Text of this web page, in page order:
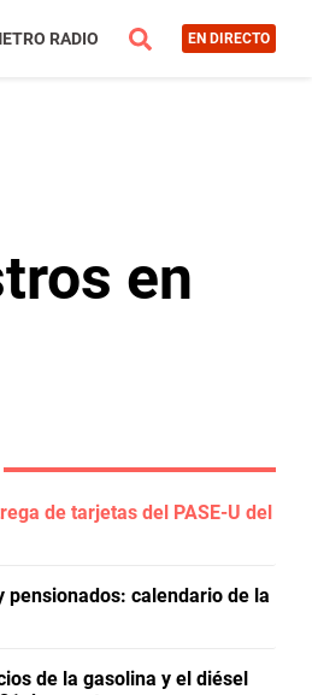
RADIO EN DIRECTO
en
de tarjetas del PASE-U del
pensionados: calendario de la
de la gasolina y el diésel